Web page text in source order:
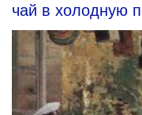
чай в холодную